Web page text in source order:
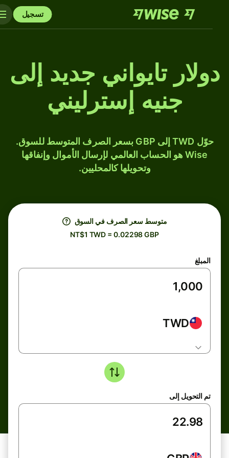
تسجيل
دولار تايواني جديد إلى
جنيه إسترليني
حوّل TWD إلى GBP بسعر الصرف المتوسط للسوق.
Wise هو الحساب العالمي لإرسال الأموال وإنفاقها
وتحويلها كالمحليين.
متوسط ​​سعر الصرف في السوق
NT$1 TWD = 0.02298 GBP
المبلغ
TWD
تم التحويل إلى